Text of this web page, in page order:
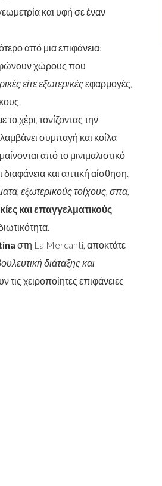
και υφή σε έναν
από μια επιφάνεια:
χώρους που
είτε εξωτερικέςεφαρμογές,
χέρι, τονίζοντας την
συμπαγή και κοίλα
από το μινιμαλιστικό
και απτική αίσθηση.
εξωτερικούς τοίχους, σπα,
και επαγγελματικούς
στη La Mercanti, αποκτάτε
διάταξης και
χειροποίητες επιφάνειες